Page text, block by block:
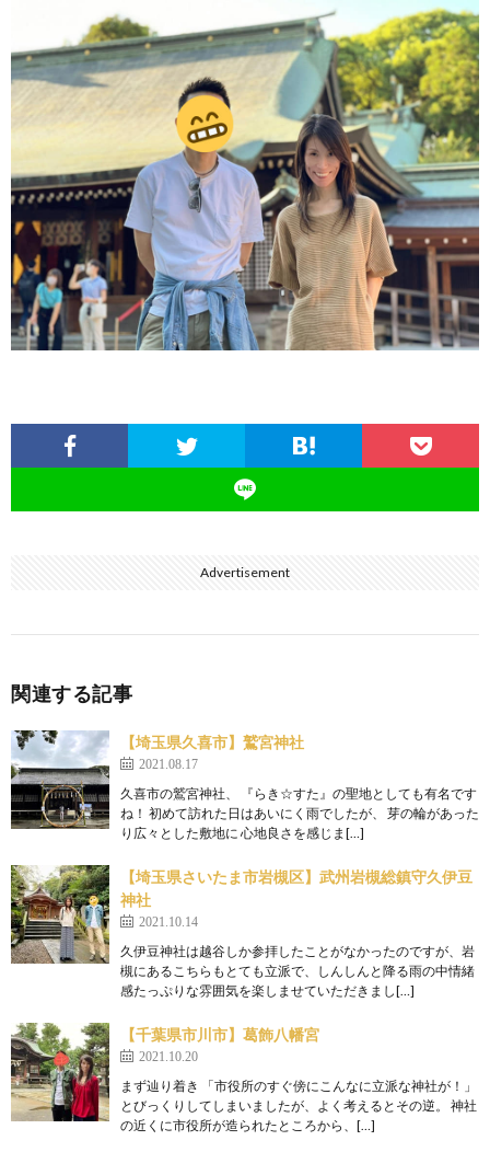
Advertisement
関連する記事
【埼玉県久喜市】鷲宮神社
2021.08.17
久喜市の鷲宮神社、 『らき☆すた』の聖地としても有名です
ね！ 初めて訪れた日はあいにく雨でしたが、 芽の輪があった
り広々とした敷地に 心地良さを感じま[…]
【埼玉県さいたま市岩槻区】武州岩槻総鎮守久伊豆
神社
2021.10.14
久伊豆神社は越谷しか参拝したことがなかったのですが、岩
槻にあるこちらもとても立派で、しんしんと降る雨の中情緒
感たっぷりな雰囲気を楽しませていただきまし[…]
【千葉県市川市】葛飾八幡宮
2021.10.20
まず辿り着き 「市役所のすぐ傍にこんなに立派な神社が！」
とびっくりしてしまいましたが、よく考えるとその逆。 神社
の近くに市役所が造られたところから、[…]